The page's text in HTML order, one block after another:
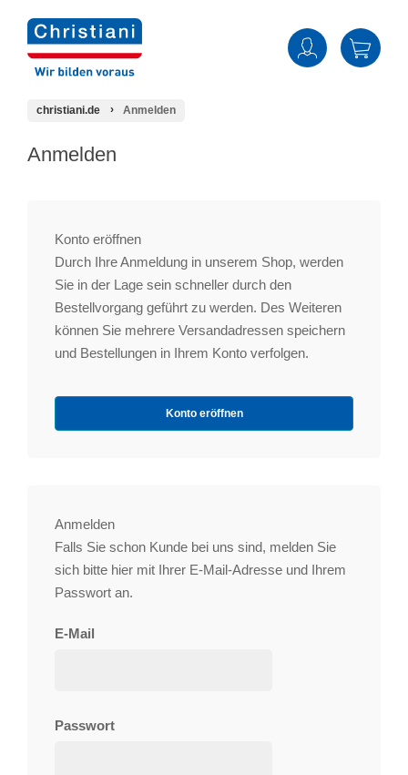
christiani.de Anmelden
Anmelden
Konto eröffnen
Durch Ihre Anmeldung in unserem Shop, werden
Sie in der Lage sein schneller durch den
Bestellvorgang geführt zu werden. Des Weiteren
können Sie mehrere Versandadressen speichern
und Bestellungen in Ihrem Konto verfolgen.
Konto eröffnen
Anmelden
Falls Sie schon Kunde bei uns sind, melden Sie
sich bitte hier mit Ihrer E-Mail-Adresse und Ihrem
Passwort an.
E-Mail
Passwort